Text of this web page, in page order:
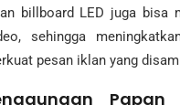
billboard LED juga bisa
sehingga
pesan iklan yang
Papan